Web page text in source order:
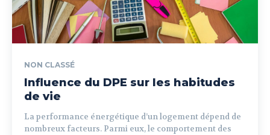
NON CLASSÉ
Influence du DPE sur les habitudes
de vie
La performance énergétique d’un logement dépend de
nombreux facteurs. Parmi eux, le comportement des